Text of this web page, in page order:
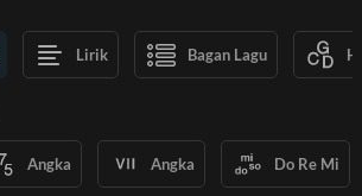
Lirik Bagan Lagu
Angka Angka Do Re Mi